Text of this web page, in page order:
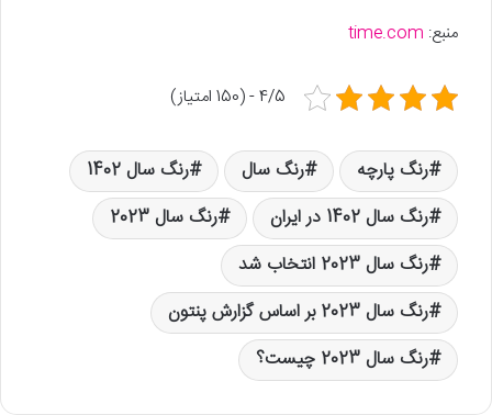
منبع: time.com
4/5 - (150 امتیاز)
رنگ پارچه رنگ سال
رنگ سال 1402
رنگ سال 1402 در ایران
رنگ سال 2023
رنگ سال 2023 انتخاب شد
رنگ سال 2023 بر اساس گزارش پنتون
رنگ سال 2023 چیست؟